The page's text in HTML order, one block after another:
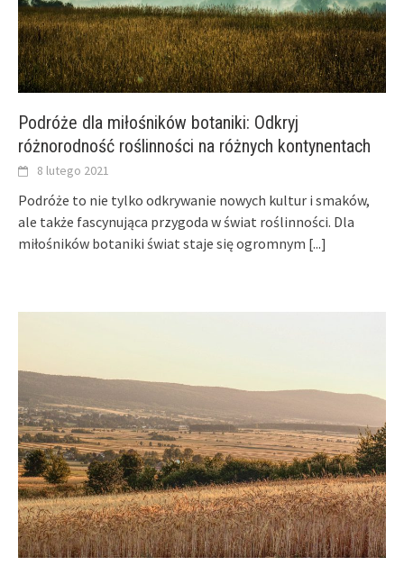
Podróże dla miłośników botaniki: Odkryj
różnorodność roślinności na różnych kontynentach
8 lutego 2021
Podróże to nie tylko odkrywanie nowych kultur i smaków,
ale także fascynująca przygoda w świat roślinności. Dla
miłośników botaniki świat staje się ogromnym [...]